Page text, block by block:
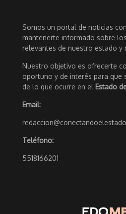
Somos un portal de noticias
mantenerte informado sobre
relevantes de nuestro estado y
Nuestro objetivo es ofrecerte
oportuno y de interés para que
de lo que ocurre en el Estado
Email:
Teléfono:
5518166201